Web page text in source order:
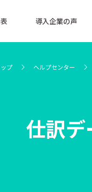
導入企業の声
仕訳
プ ヘルプセンター